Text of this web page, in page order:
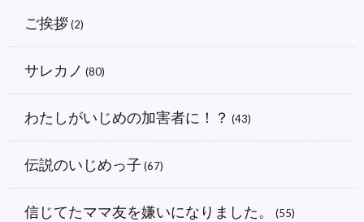
ご挨拶(2)
サレカノ (80)
わたしがいじめの加害者に！？ (43)
伝説のいじめっ子 (67)
信じてたママ友を嫌いになりました。 (55)